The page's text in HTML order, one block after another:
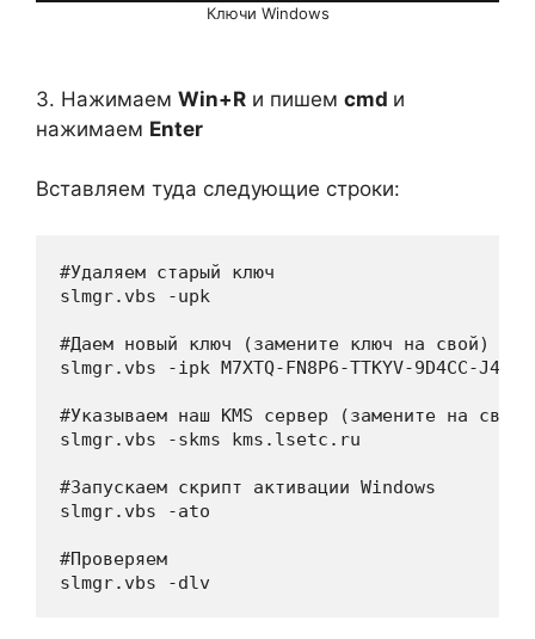
Ключи Windows
3. Нажимаем Win+R и пишем cmd и
нажимаем Enter
Вставляем туда следующие строки:
#Удаляем старый ключ
slmgr.vbs -upk
#Даем новый ключ (замените ключ на свой)
slmgr.vbs -ipk M7XTQ-FN8P6-TTKYV-9D4CC-J462D
#Указываем наш KMS сервер (замените на
slmgr.vbs -skms kms.lsetc.ru
#Запускаем скрипт активации Windows
slmgr.vbs -ato
#Проверяем
slmgr.vbs -dlv